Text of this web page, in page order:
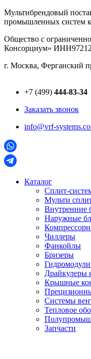
Перейти
к
Мультибрендовый
промышленных систем
Общество с
Консорциум»
г. Москва, Ферганский
+7 (499) 444-83-34
Заказать звонок
info@vrf-
Каталог
Сплит-
Мульти
Внутренние
Наружные
Чиллеры
Фанкойлы
Бризеры
Драйкулеры
Крышные
Системы
Тепловое
Запчасти